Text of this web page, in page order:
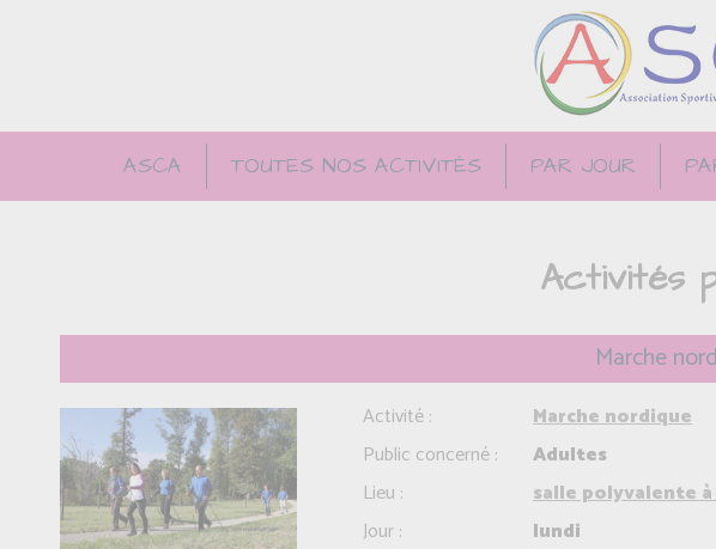
ASCA TOUTES NOS ACTIVITÉS PAR JOUR
Activités
Marche
Activité :
Public concerné :
Lieu :
Jour :
Marche nordique
Adultes
salle polyvalente à
lundi